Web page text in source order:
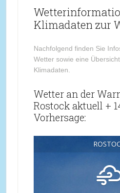
Klimadaten zur
Nachfolgend finden Sie
Wetter sowie eine
Klimadaten.
Wetter an der
Rostock aktuell +
Vorhersage: